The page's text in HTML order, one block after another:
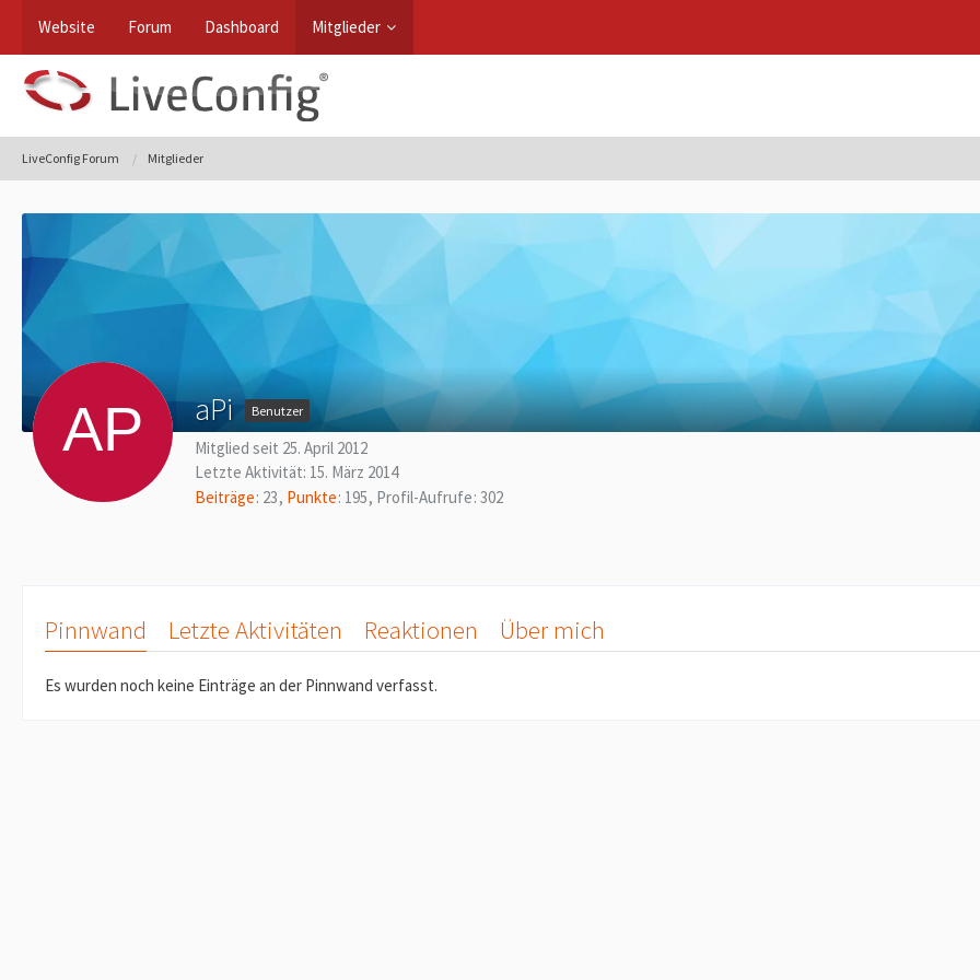
Website Forum Dashboard Mitglieder
LiveConfig Forum Mitglieder
aPi Benutzer
Mitglied seit 25. April 2012
Letzte Aktivität: 15. März 2014
Beiträge 23 Punkte 195 Profil-Aufrufe 302
Pinnwand Letzte Aktivitäten Reaktionen Über mich
Es wurden noch keine Einträge an der Pinnwand verfasst.